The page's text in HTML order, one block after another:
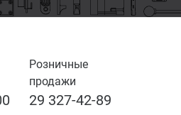
Розничные
продажи
29 327-42-89